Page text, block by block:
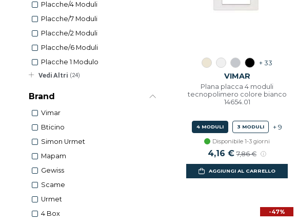
Placche/4 Moduli
Placche/7 Moduli
Placche/2 Moduli
Placche/6 Moduli
Placche 1 Modulo
Vedi Altri (24)
Brand
Vimar
Bticino
Simon Urmet
Mapam
Gewiss
Scame
Urmet
4 Box
+ 33
VIMAR
Plana placca 4 moduli
tecnopolimero colore bianco
14654.01
4 MODULI 3 MODULI + 9
Disponibile 1-3 giorni
Prezzo scontato
4,16 € Prezzo di listino
7,86 €
AGGIUNGI AL CARRELLO
-47%